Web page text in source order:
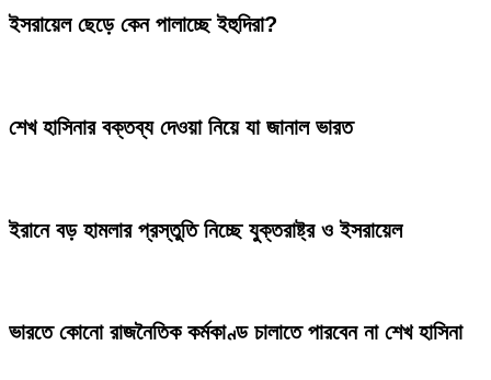
ইসরায়েল ছেড়ে কেন পালাচ্ছে ইহুদিরা?
শেখ হাসিনার বক্তব্য দেওয়া নিয়ে যা জানাল ভারত
ইরানে বড় হামলার প্রস্তুতি নিচ্ছে যুক্তরাষ্ট্র ও ইসরায়েল
ভারতে কোনো রাজনৈতিক কর্মকাণ্ড চালাতে পারবেন না শেখ হাসিনা